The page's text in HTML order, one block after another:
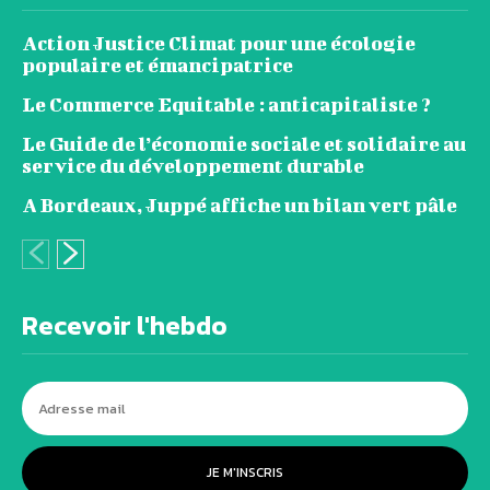
Action Justice Climat pour une écologie
populaire et émancipatrice
Le Commerce Equitable : anticapitaliste ?
Le Guide de l’économie sociale et solidaire au
service du développement durable
A Bordeaux, Juppé affiche un bilan vert pâle
Recevoir l'hebdo
JE M'INSCRIS